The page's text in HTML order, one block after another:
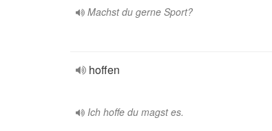
Machst du gerne Sport?
hoffen
Ich hoffe du magst es.